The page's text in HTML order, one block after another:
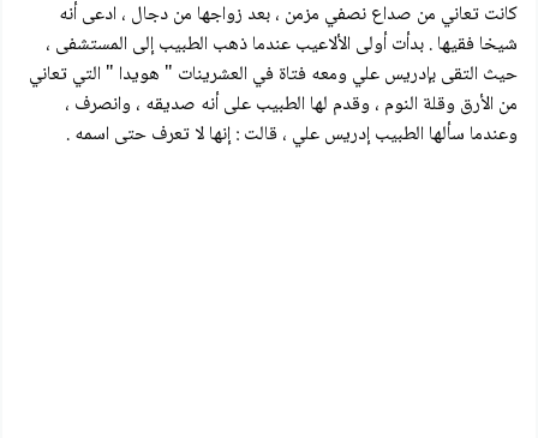
كانت تعاني من صداع نصفي مزمن ، بعد زواجها من دجال ، ادعى أنه
شيخا فقيها . بدأت أولى الألاعيب عندما ذهب الطبيب إلى المستشفى ،
حيث التقى بإدريس علي ومعه فتاة في العشرينات " هويدا " التي تعاني
من الأرق وقلة النوم ، وقدم لها الطبيب على أنه صديقه ، وانصرف ،
وعندما سألها الطبيب إدريس علي ، قالت : إنها لا تعرف حتى اسمه .